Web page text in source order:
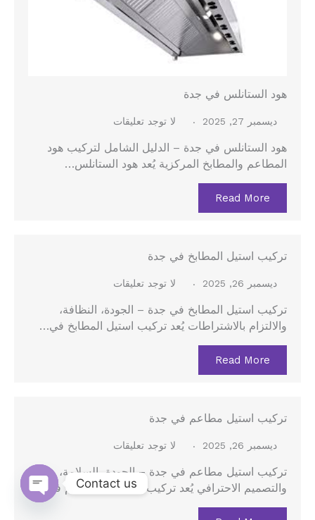
هود الستانلس في جدة
ديسمبر 27, 2025 لا توجد تعليقات
هود الستانلس في جدة – الدليل الشامل لتركيب هود
المطاعم والمطابخ المركزية يُعد هود الستانلس…
Read More
تركيب استيل المطابخ في جدة
ديسمبر 26, 2025 لا توجد تعليقات
تركيب استيل المطابخ في جدة – الجودة، النظافة،
والالتزام بالاشتراطات يُعد تركيب استيل المطابخ في…
Read More
تركيب استيل مطاعم في جدة
ديسمبر 26, 2025 لا توجد تعليقات
تركيب استيل مطاعم في جدة – الجودة، السلامة،
والتصميم الاحترافي يُعد تركيب الاستيل للمطاعم في…
Contact us
Open